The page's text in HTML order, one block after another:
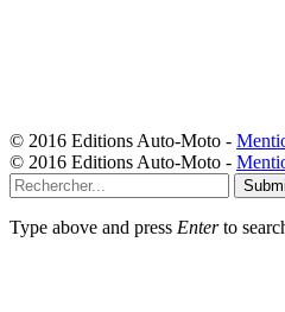
© 2016 Editions Auto-Moto -
© 2016 Editions Auto-Moto -
Type above and press Enterto